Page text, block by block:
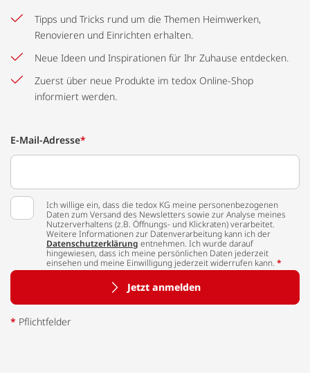
Tipps und Tricks rund um die Themen Heimwerken,
Renovieren und Einrichten erhalten.
Neue Ideen und Inspirationen für Ihr Zuhause entdecken.
Zuerst über neue Produkte im tedox Online-Shop
informiert werden.
E-Mail-Adresse*
Ich willige ein, dass die tedox KG meine personenbezogenen
Daten zum Versand des Newsletters sowie zur Analyse meines
Nutzerverhaltens (z.B. Öffnungs- und Klickraten) verarbeitet.
Weitere Informationen zur Datenverarbeitung kann ich der
Datenschutzerklärung entnehmen. Ich wurde darauf
hingewiesen, dass ich meine persönlichen Daten jederzeit
einsehen und meine Einwilligung jederzeit widerrufen kann. *
Jetzt anmelden
* Pflichtfelder